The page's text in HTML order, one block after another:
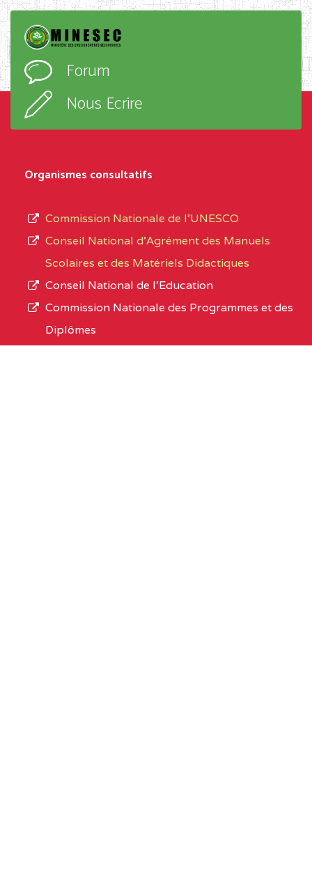
Forum
Nous Ecrire
Organismes consultatifs
Commission Nationale de l’UNESCO
Conseil National d’Agrément des Manuels
Scolaires et des Matériels Didactiques
Conseil National de l’Education
Commission Nationale des Programmes et des
Diplômes